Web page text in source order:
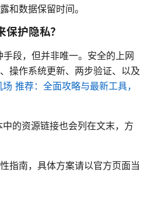
和数据保留时间。
护隐私？
段，但并非唯一。安全的上网
操作系统更新、两步验证、以及
场 推荐：全面攻略与最新工具，
资源链接也会列在文末，方
指南，具体方案请以官方页面当